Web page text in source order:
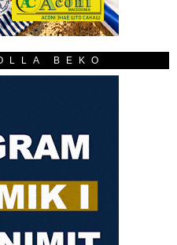
BEKO